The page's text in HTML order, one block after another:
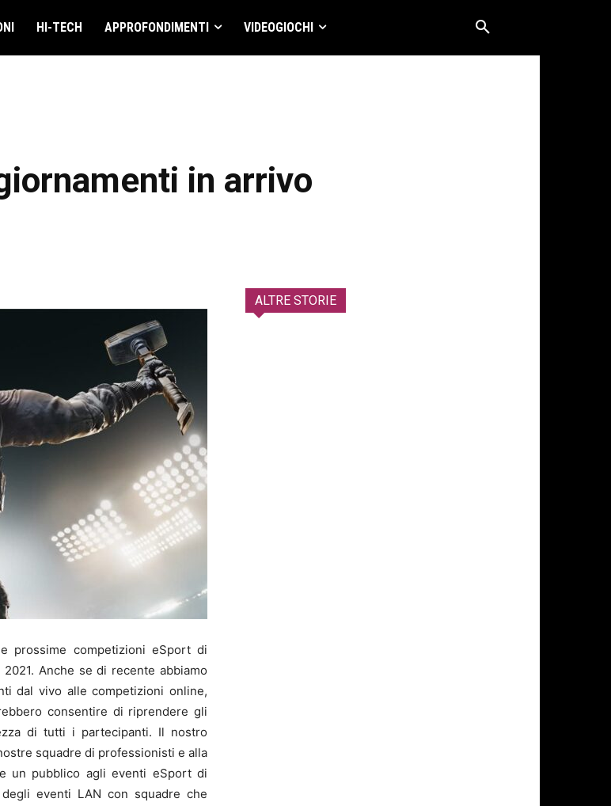
HI-TECH APPROFONDIMENTI VIDEOGIOCHI
in arrivo
prossime competizioni eSport di
Anche se di recente abbiamo
dal vivo alle competizioni online,
consentire di riprendere gli
di tutti i partecipanti. Il nostro
squadre di professionisti e alla
un pubblico agli eventi eSport di
eventi LAN con squadre che
ALTRE STORIE